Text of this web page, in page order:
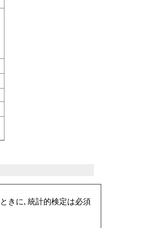
きに, 統計的検定は必須